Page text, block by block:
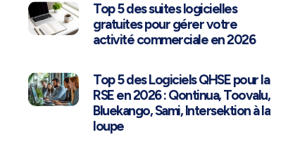
Top 5 des suites logicielles
gratuites pour gérer votre
activité commerciale en 2026
Top 5 des Logiciels QHSE pour la
RSE en 2026 : Qontinua, Toovalu,
Bluekango, Sami, Intersektion à la
loupe